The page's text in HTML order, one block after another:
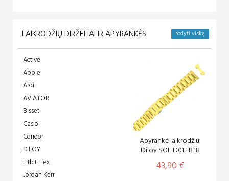
LAIKRODŽIŲ DIRŽELIAI IR APYRANKĖS rodyti viską
Apyrankė laikrodžiui
Diloy SOLID01.FB.18
43,90 €
Active
Apple
Ardi
AVIATOR
Bisset
Casio
Condor
DILOY
Fitbit Flex
Jordan Kerr